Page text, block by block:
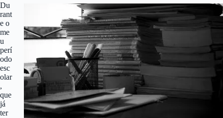
Du
rant
e o
me
u
perí
odo
esc
olar
,
que
já
ter